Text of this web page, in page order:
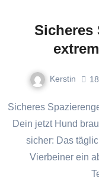
Sicheres
Kerstin
Sicheres Spazierengehen bei extremen Temperaturen: Was
Dein jetzt Hund
sicher: Das
Vierbeiner ein